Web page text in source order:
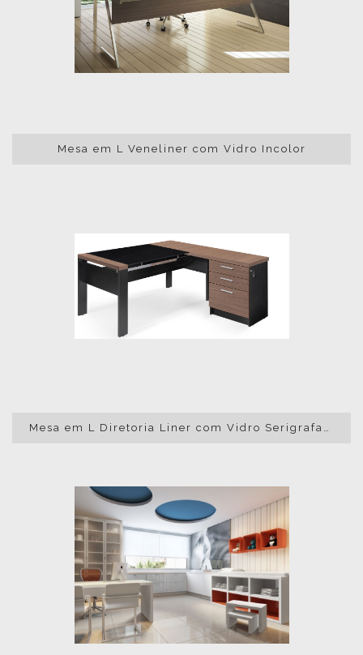
Mesa em L Veneliner com Vidro Incolor
Mesa em L Diretoria Liner com Vidro Serigrafado com Gaveteiro